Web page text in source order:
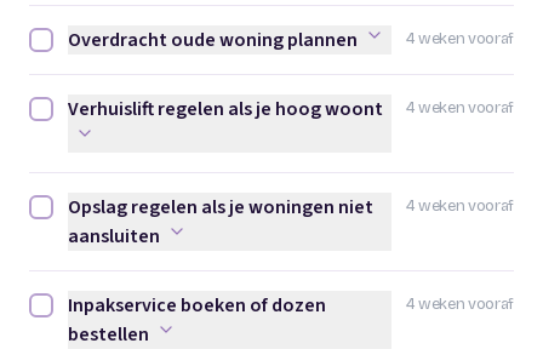
4 weken vooraf
Overdracht oude woning plannen afvinken
Overdracht oude woning plannen
4 weken vooraf
Verhuislift regelen als je hoog woont afvinken
Verhuislift regelen als je hoog woont
4 weken vooraf
Opslag regelen als je woningen niet aansluiten afvinken
Opslag regelen als je woningen niet
aansluiten
4 weken vooraf
Inpakservice boeken of dozen bestellen afvinken
Inpakservice boeken of dozen
bestellen